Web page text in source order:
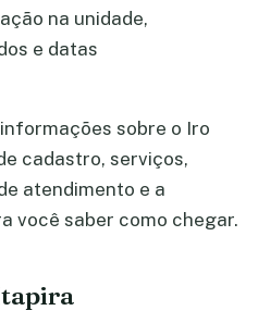
na unidade,
e datas
sobre o Iro
cadastro, serviços,
atendimento e a
você saber como chegar.